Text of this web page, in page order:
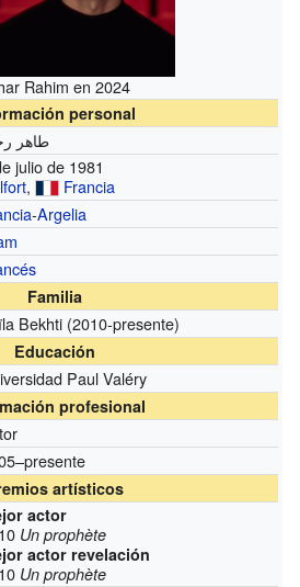
Rahim en 2024
personal
طاهر
julio de 1981
, Francia
-Argelia
Familia
Bekhti (2010-presente)
Educación
Paul Valéry
profesional
artísticos
actor
Un prophète
actor revelación
Un prophète